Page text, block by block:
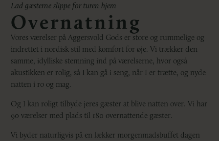
Lad gæsterne slippe for turen hjem
Overnatning
Vores værelser på Aggersvold Gods er store og rummelige og
indrettet i nordisk stil med komfort for øje. Vi trækker den
samme, idylliske stemning ind på værelserne, hvor også
akustikken er rolig, så I kan gå i seng, når I er trætte, og nyde
natten i ro og mag.
Og I kan roligt tilbyde jeres gæster at blive natten over. Vi har
90 værelser med plads til 180 overnattende gæster.
Vi byder naturligvis på en lækker morgenmadsbuffet dagen